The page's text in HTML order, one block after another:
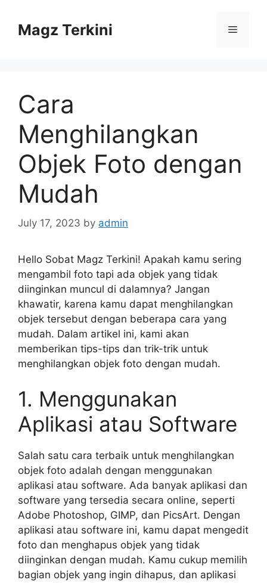
contentMagz Terkini Menu
Cara
Menghilangkan
Objek Foto dengan
Mudah
July 17, 2023 by admin
Hello Sobat Magz Terkini! Apakah kamu sering
mengambil foto tapi ada objek yang tidak
diinginkan muncul di dalamnya? Jangan
khawatir, karena kamu dapat menghilangkan
objek tersebut dengan beberapa cara yang
mudah. Dalam artikel ini, kami akan
memberikan tips-tips dan trik-trik untuk
menghilangkan objek foto dengan mudah.
1. Menggunakan
Aplikasi atau Software
Salah satu cara terbaik untuk menghilangkan
objek foto adalah dengan menggunakan
aplikasi atau software. Ada banyak aplikasi dan
software yang tersedia secara online, seperti
Adobe Photoshop, GIMP, dan PicsArt. Dengan
aplikasi atau software ini, kamu dapat mengedit
foto dan menghapus objek yang tidak
diinginkan dengan mudah. Kamu cukup memilih
bagian objek yang ingin dihapus, dan aplikasi